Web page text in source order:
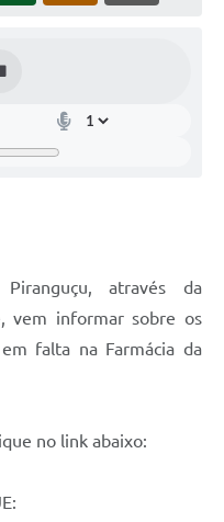
através da
vem informar sobre os
falta na Farmácia da
no link abaixo: